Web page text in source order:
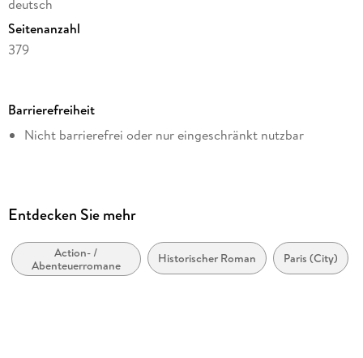
deutsch
Seitenanzahl
379
Reihe
Klassiker bei Null Papier
Verlag/Hersteller
Originalsprache
französisch
Barrierefreiheit
Nicht barrierefrei oder nur eingeschränkt nutzbar
Entdecken Sie mehr
Action- /
Abenteuerromane
Historischer Roman Paris (City)